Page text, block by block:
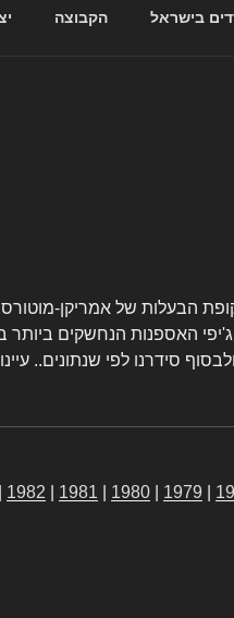
בישראל הקבוצה
תום תקופת הבעלות של אמריקן-
ג'יפי האספנות הנחשקים
ולבסוף סידרנו לפי שנתונים..
1979
1980
1981
1982